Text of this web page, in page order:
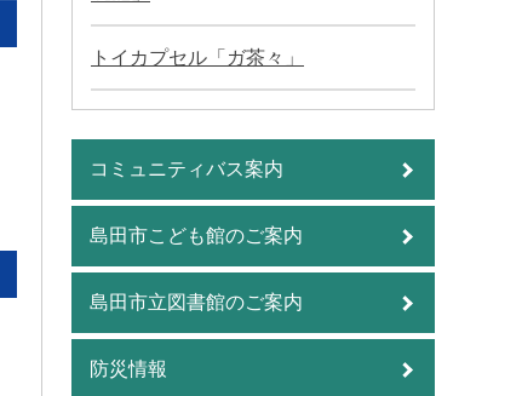
トイカプセル「ガ茶々」
コミュニティバス案内
島田市こども館のご案内
島田市立図書館のご案内
防災情報